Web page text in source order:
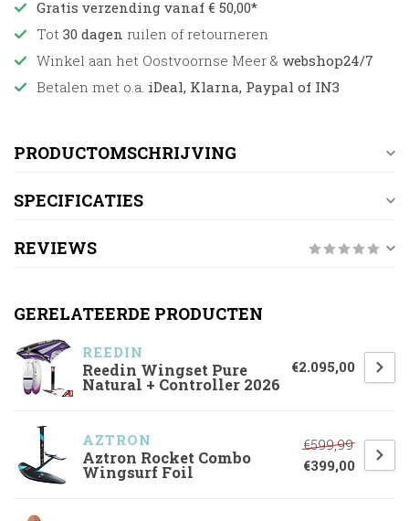
Gratis verzending vanaf € 50,00*
Tot 30 dagen ruilen of retourneren
Winkel aan het Oostvoornse Meer & webshop24/7
Betalen met o.a. iDeal, Klarna, Paypal of IN3
PRODUCTOMSCHRIJVING
SPECIFICATIES
REVIEWS
GERELATEERDE PRODUCTEN
REEDIN
Reedin Wingset Pure
Natural + Controller 2026
€2.095,00
AZTRON
Aztron Rocket Combo
Wingsurf Foil
€599,99
€399,00